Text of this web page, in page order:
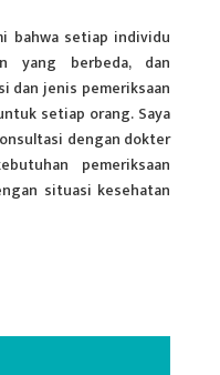
bahwa setiap individu
yang berbeda, dan
dan jenis pemeriksaan
setiap orang. Saya
dengan dokter
pemeriksaan
situasi kesehatan